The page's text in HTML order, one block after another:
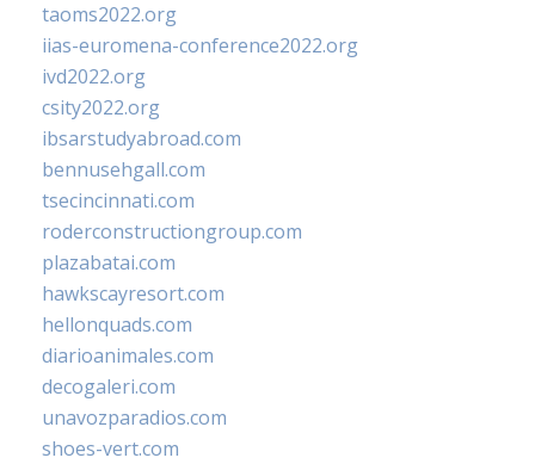
taoms2022.org
iias-euromena-conference2022.org
ivd2022.org
csity2022.org
ibsarstudyabroad.com
bennusehgall.com
tsecincinnati.com
roderconstructiongroup.com
plazabatai.com
hawkscayresort.com
hellonquads.com
diarioanimales.com
decogaleri.com
unavozparadios.com
shoes-vert.com